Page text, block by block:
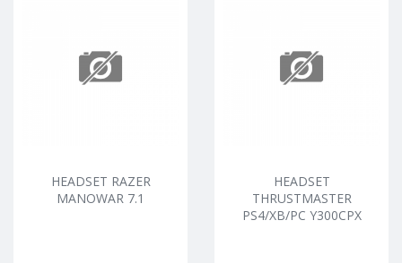
HEADSET RAZER
MANOWAR 7.1
HEADSET
THRUSTMASTER
PS4/XB/PC Y300CPX